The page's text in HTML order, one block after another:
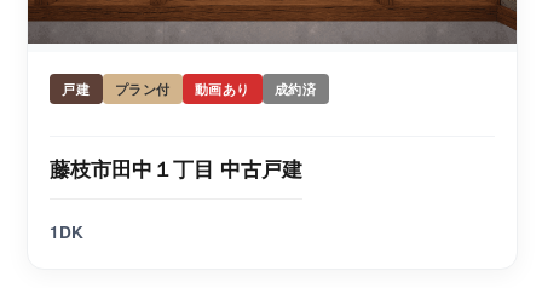
戸建 プラン付 動画あり 成約済
藤枝市田中１丁目 中古戸建
1DK